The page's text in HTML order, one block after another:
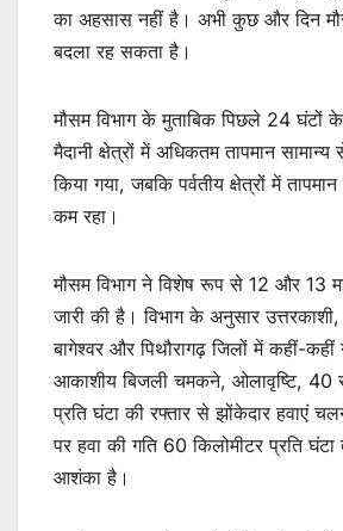
का अहसास नहीं है। अभी कुछ और दिन
बदला रह सकता है।
मौसम विभाग के मुताबिक पिछले 24 घंटों
मैदानी क्षेत्रों में अधिकतम तापमान
किया गया, जबकि पर्वतीय क्षेत्रों में
कम रहा।
मौसम विभाग ने विशेष रूप से 12 और 13
जारी की है। विभाग के अनुसार
बागेश्वर और पिथौरागढ़ जिलों में कहीं-
आकाशीय बिजली चमकने, ओलावृष्टि, 40
प्रति घंटा की रफ्तार से झोंकेदार हवाएं
पर हवा की गति 60 किलोमीटर प्रति
आशंका है।